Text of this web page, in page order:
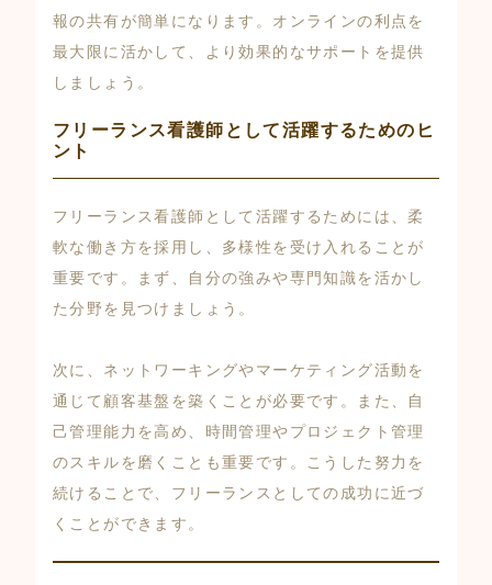
報の共有が簡単になります。オンラインの利点を
最大限に活かして、より効果的なサポートを提供
しましょう。
フリーランス看護師として活躍するためのヒ
ント
フリーランス看護師として活躍するためには、柔
軟な働き方を採用し、多様性を受け入れることが
重要です。まず、自分の強みや専門知識を活かし
た分野を見つけましょう。
次に、ネットワーキングやマーケティング活動を
通じて顧客基盤を築くことが必要です。また、自
己管理能力を高め、時間管理やプロジェクト管理
のスキルを磨くことも重要です。こうした努力を
続けることで、フリーランスとしての成功に近づ
くことができます。